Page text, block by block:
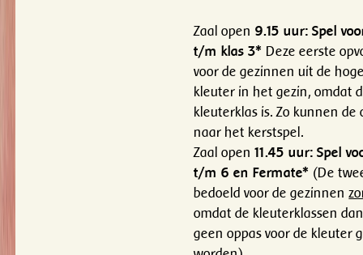
Zaal open9.15 uur: Spel
t/m klas 3*Deze eerste
voor de gezinnen uit de
kleuter in het gezin, omdat
kleuterklas is. Zo kunnen de
naar het kerstspel.
Zaal open11.45 uur: Spel
t/m 6 en Fermate* (De
bedoeld voor de gezinnen
omdat de kleuterklassen
geen oppas voor de kleuter